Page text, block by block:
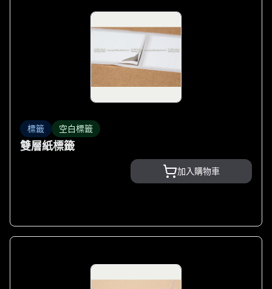
標籤 空白標籤
雙層紙標籤
加入購物車